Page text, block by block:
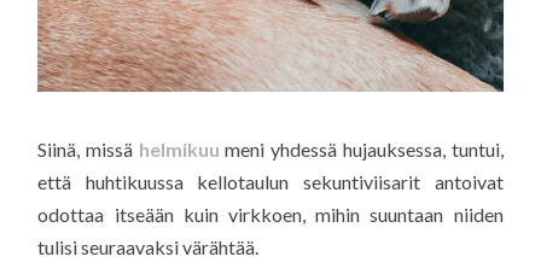
Siinä, missä helmikuu meni yhdessä hujauksessa, tuntui,
että huhtikuussa kellotaulun sekuntiviisarit antoivat
odottaa itseään kuin virkkoen, mihin suuntaan niiden
tulisi seuraavaksi värähtää.